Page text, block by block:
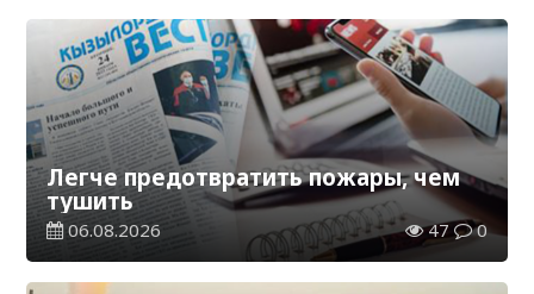
Легче предотвратить пожары, чем
тушить
06.08.2026 47 0